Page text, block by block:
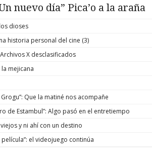
nuevo día” Pica’o a la araña
dioses
historia personal del cine (3)
X desclasificados
la mejicana
Que la matiné nos acompañe
de Estambul”: Algo pasó en el entretiempo
y ni ahí con un destino
el videojuego continúa